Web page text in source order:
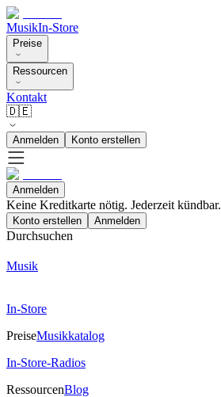
MusikIn-Store
Preise
Ressourcen
Kontakt
🇩🇪
Anmelden Konto erstellen
Anmelden
Keine Kreditkarte nötig. Jederzeit kündbar.
Konto erstellen Anmelden
Durchsuchen
Musik
In-Store
PreiseMusikkatalog
In-Store-Radios
RessourcenBlog